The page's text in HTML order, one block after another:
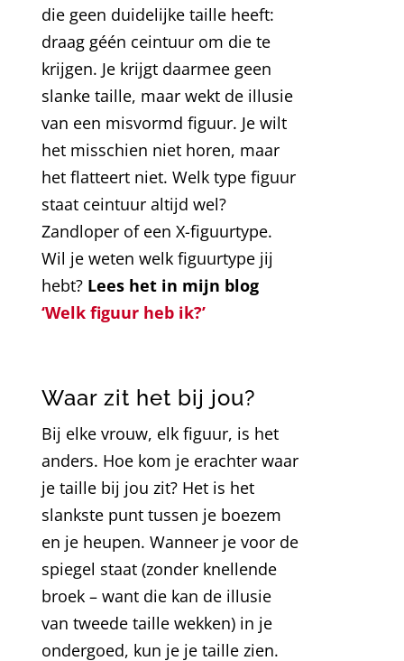
die geen duidelijke taille heeft:
draag géén ceintuur om die te
krijgen. Je krijgt daarmee geen
slanke taille, maar wekt de illusie
van een misvormd figuur. Je wilt
het misschien niet horen, maar
het flatteert niet. Welk type figuur
staat ceintuur altijd wel?
Zandloper of een X-figuurtype.
Wil je weten welk figuurtype jij
hebt? Lees het in mijn blog
‘Welk figuur heb ik?’
Waar zit het bij jou?
Bij elke vrouw, elk figuur, is het
anders. Hoe kom je erachter waar
je taille bij jou zit? Het is het
slankste punt tussen je boezem
en je heupen. Wanneer je voor de
spiegel staat (zonder knellende
broek – want die kan de illusie
van tweede taille wekken) in je
ondergoed, kun je je taille zien.